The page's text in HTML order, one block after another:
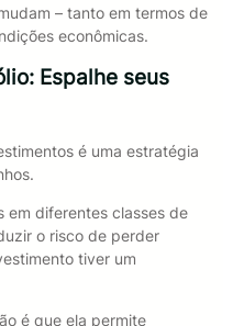
– tanto em termos de
econômicas.
Espalhe seus
é uma estratégia
em diferentes classes de
o risco de perder
tiver um
é que ela permite